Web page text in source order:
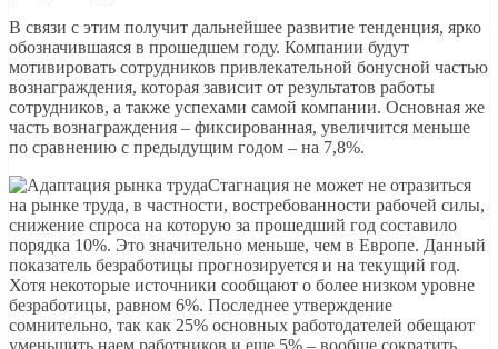
В связи с этим получит дальнейшее развитие тенденция, ярко
обозначившаяся в прошедшем году. Компании будут
мотивировать сотрудников привлекательной бонусной частью
вознаграждения, которая зависит от результатов работы
сотрудников, а также успехами самой компании. Основная же
часть вознаграждения – фиксированная, увеличится меньше
по сравнению с предыдущим годом – на 7,8%.
Стагнация не может не отразиться
на рынке труда, в частности, востребованности рабочей силы,
снижение спроса на которую за прошедший год составило
порядка 10%. Это значительно меньше, чем в Европе. Данный
показатель безработицы прогнозируется и на текущий год.
Хотя некоторые источники сообщают о более низком уровне
безработицы, равном 6%. Последнее утверждение
сомнительно, так как 25% основных работодателей обещают
уменьшить наем работников и еще 5% – вообще сократить